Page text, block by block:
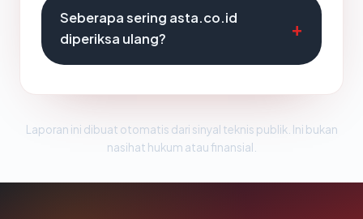
Seberapa sering asta.co.id
diperiksa ulang?
Laporan ini dibuat otomatis dari sinyal teknis publik. Ini bukan
nasihat hukum atau finansial.